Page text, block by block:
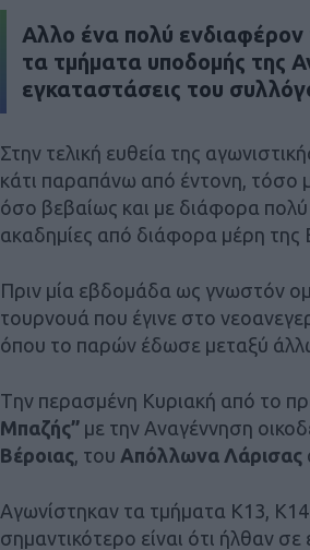
Αλλο ένα πολύ ενδιαφέρον
τα τμήματα υποδομής της
εγκαταστάσεις του
Στην τελική ευθεία της
κάτι παραπάνω από έντονη, τόσο
όσο βεβαίως και με διάφορα
ακαδημίες από διάφορα μέρη της
Πριν μία εβδομάδα ως γνωστόν
τουρνουά που έγινε στο
όπου το παρών έδωσε μεταξύ
Tην περασμένη Κυριακή από το
Μπαζής” με την Αναγέννηση
Βέροιας , του Απόλλωνα Λάρισας
Αγωνίστηκαν τα τμήματα Κ13, Κ14
σημαντικότερο είναι ότι ήλθαν